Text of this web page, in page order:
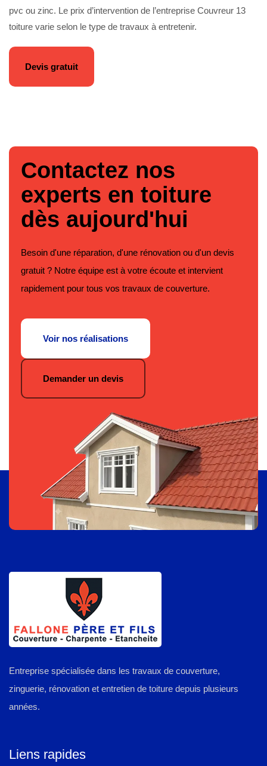
pvc ou zinc. Le prix d’intervention de l’entreprise Couvreur 13
toiture varie selon le type de travaux à entretenir.
Devis gratuit
Contactez nos
experts en toiture
dès aujourd'hui
Besoin d'une réparation, d'une rénovation ou d'un devis
gratuit ? Notre équipe est à votre écoute et intervient
rapidement pour tous vos travaux de couverture.
Voir nos réalisations
Demander un devis
Entreprise spécialisée dans les travaux de couverture,
zinguerie, rénovation et entretien de toiture depuis plusieurs
années.
Liens rapides